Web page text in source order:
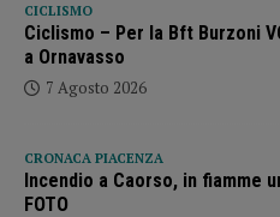
CICLISMO
Ciclismo – Per la Bft Burzoni
a Ornavasso
7 Agosto 2026
CRONACA PIACENZA
Incendio a Caorso, in fiamme
FOTO